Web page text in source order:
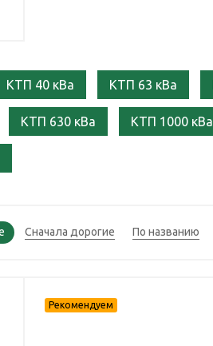
КТП 40 кВа КТП 63 кВа
КТП 630 кВа КТП 1000 кВа